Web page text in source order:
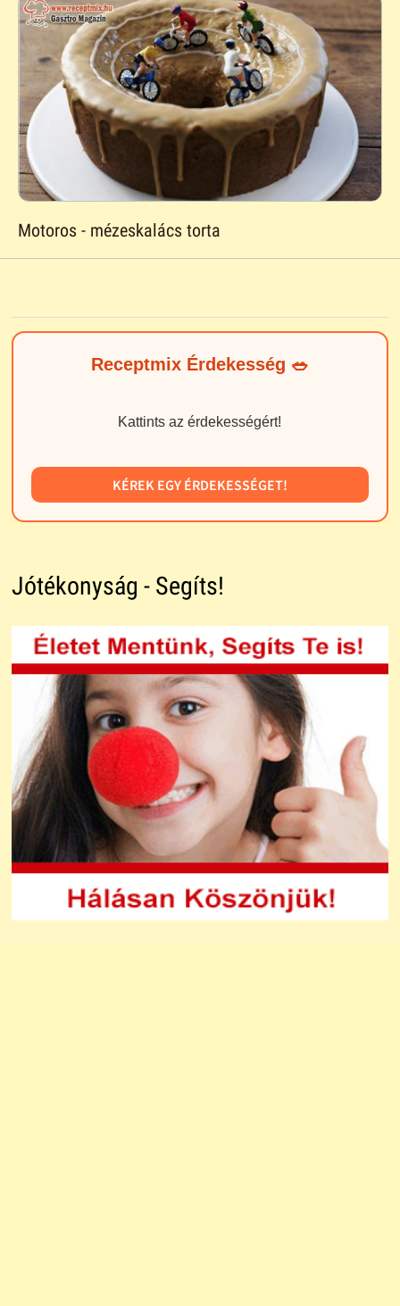
Motoros - mézeskalács torta
Receptmix Érdekesség 🥗
Kattints az érdekességért!
KÉREK EGY ÉRDEKESSÉGET!
Jótékonyság - Segíts!